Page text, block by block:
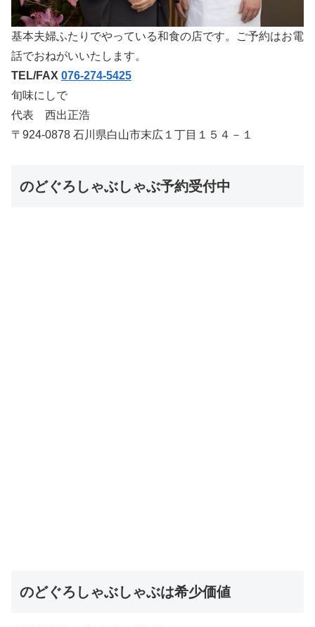
基本夫婦ふたりでやっている和食の店です。ご予約はお電
話でおねがいいたします。
TEL/FAX 076-274-5425
旬味にしで
代表 西出正浩
〒924-0878 石川県白山市末広１丁目１５４－１
のどぐろしゃぶしゃぶ予約受付中
のどぐろしゃぶしゃぶは希少価値